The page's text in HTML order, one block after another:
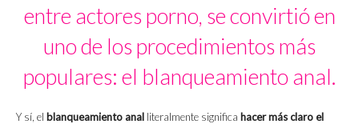
entre actores porno, se convirtió en
uno de los procedimientos más
populares: el blanqueamiento anal.
Y sí, el blanqueamiento anal literalmente significa hacer más claro el